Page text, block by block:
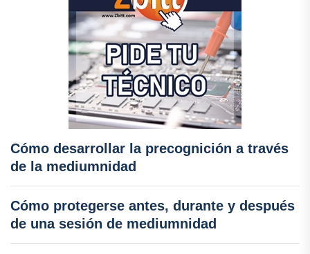
Cómo desarrollar la precognición a través
de la mediumnidad
Cómo protegerse antes, durante y después
de una sesión de mediumnidad